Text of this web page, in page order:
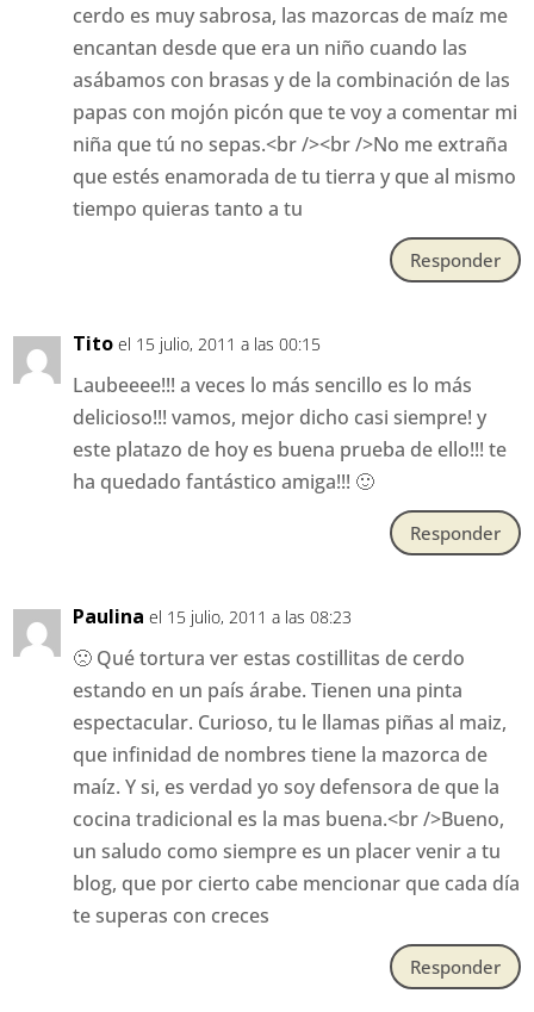
cerdo es muy sabrosa, las mazorcas de maíz me
encantan desde que era un niño cuando las
asábamos con brasas y de la combinación de las
papas con mojón picón que te voy a comentar mi
niña que tú no sepas.<br /><br />No me extraña
que estés enamorada de tu tierra y que al mismo
tiempo quieras tanto a tu
Responder
Tito el 15 julio, 2011 a las 00:15
Laubeeee!!! a veces lo más sencillo es lo más
delicioso!!! vamos, mejor dicho casi siempre! y
este platazo de hoy es buena prueba de ello!!! te
ha quedado fantástico amiga!!! 🙂
Responder
Paulina el 15 julio, 2011 a las 08:23
🙁 Qué tortura ver estas costillitas de cerdo
estando en un país árabe. Tienen una pinta
espectacular. Curioso, tu le llamas piñas al maiz,
que infinidad de nombres tiene la mazorca de
maíz. Y si, es verdad yo soy defensora de que la
cocina tradicional es la mas buena.<br />Bueno,
un saludo como siempre es un placer venir a tu
blog, que por cierto cabe mencionar que cada día
te superas con creces
Responder